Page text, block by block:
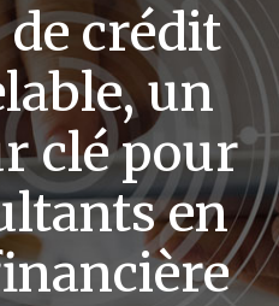
crédit
un
clé pour
en